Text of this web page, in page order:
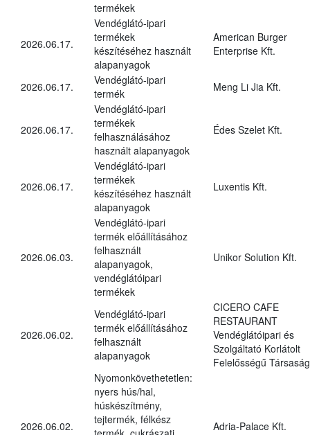
termékek
2026.06.17.
Vendéglátó-ipari
termékek
készítéséhez használt
alapanyagok
American Burger
Enterprise Kft.
2026.06.17.
Vendéglátó-ipari
termék
Meng Li Jia Kft.
2026.06.17.
Vendéglátó-ipari
termékek
felhasználásához
használt alapanyagok
Édes Szelet Kft.
2026.06.17.
Vendéglátó-ipari
termékek
készítéséhez használt
alapanyagok
Luxentis Kft.
2026.06.03.
Vendéglátó-ipari
termék előállításához
felhasznált
alapanyagok,
vendéglátóipari
termékek
Unikor Solution Kft.
2026.06.02.
Vendéglátó-ipari
termék előállításához
felhasznált
alapanyagok
CICERO CAFE
RESTAURANT
Vendéglátóipari és
Szolgáltató Korlátolt
Felelősségű Társaság
2026.06.02.
Nyomonkövethetetlen:
nyers hús/hal,
húskészítmény,
tejtermék, félkész
Adria-Palace Kft.